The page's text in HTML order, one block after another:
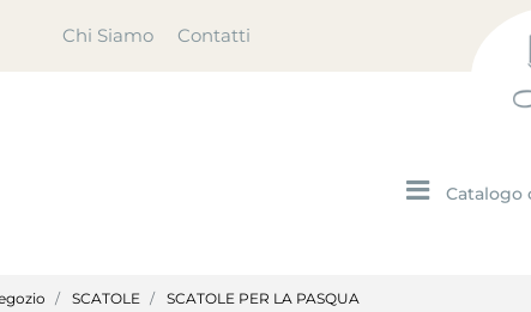
Chi Siamo Contatti
Open menu
SCATOLE SCATOLE PER LA PASQUA